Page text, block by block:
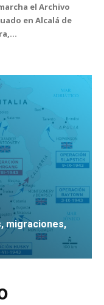
el Archivo
en Alcalá de
migraciones,